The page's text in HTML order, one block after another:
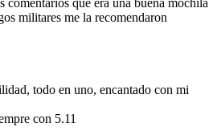
comentarios que era una buena mochila
militares me la recomendaron
todo en uno, encantado con mi
con 5.11